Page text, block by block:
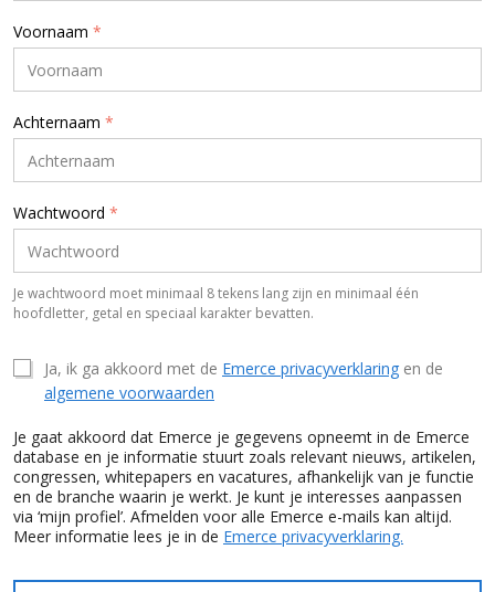
Voornaam *
Achternaam *
Wachtwoord *
Je wachtwoord moet minimaal 8 tekens lang zijn en minimaal één
hoofdletter, getal en speciaal karakter bevatten.
Ja, ik ga akkoord met de Emerce privacyverklaring en de
algemene voorwaarden
Je gaat akkoord dat Emerce je gegevens opneemt in de Emerce
database en je informatie stuurt zoals relevant nieuws, artikelen,
congressen, whitepapers en vacatures, afhankelijk van je functie
en de branche waarin je werkt. Je kunt je interesses aanpassen
via ‘mijn profiel’. Afmelden voor alle Emerce e-mails kan altijd.
Meer informatie lees je in de Emerce privacyverklaring.